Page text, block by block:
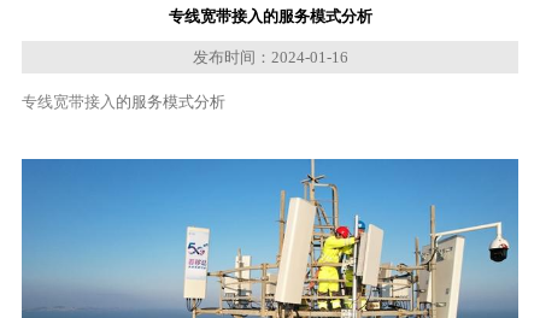
专线宽带接入的服务模式分析
发布时间：2024-01-16
专线宽带接入 的服务模式分析